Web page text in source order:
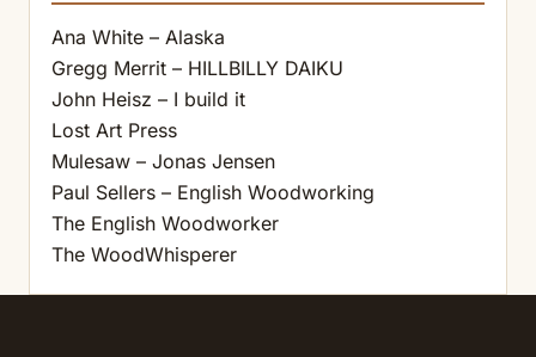
Ana White – Alaska
Gregg Merrit – HILLBILLY DAIKU
John Heisz – I build it
Lost Art Press
Mulesaw – Jonas Jensen
Paul Sellers – English Woodworking
The English Woodworker
The WoodWhisperer